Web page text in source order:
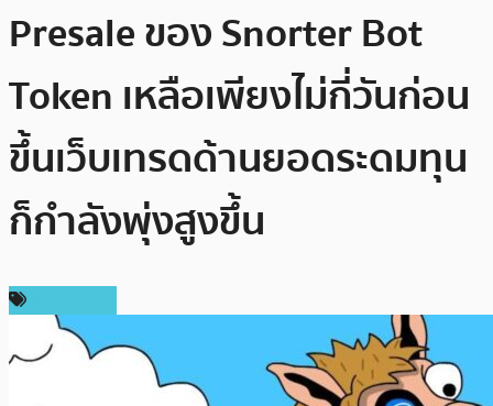
Presale ของ Snorter Bot
Token เหลือเพียงไม่กี่วันก่อน
ขึ้นเว็บเทรดด้านยอดระดมทุน
ก็กำลังพุ่งสูงขึ้น